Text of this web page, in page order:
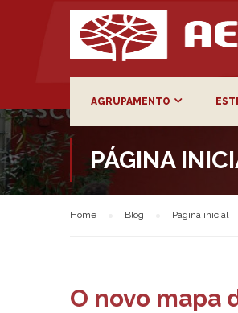
AGRUPAMENTO
PÁGINA
Home Blog Página inicial
O novo mapa